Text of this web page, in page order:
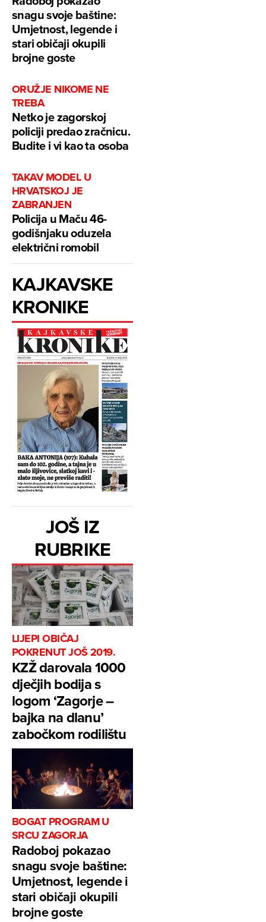
snagu svoje baštine:
Umjetnost, legende i
stari običaji okupili
brojne goste
ORUŽJE NIKOME NE
TREBA
Netko je zagorskoj
policiji predao zračnicu.
Budite i vi kao ta osoba
TAKAV MODEL U
HRVATSKOJ JE
ZABRANJEN
Policija u Maču 46-
godišnjaku oduzela
električni romobil
KAJKAVSKE
KRONIKE
JOŠ IZ
RUBRIKE
LIJEPI OBIČAJ
POKRENUT JOŠ 2019.
KZŽ darovala 1000
dječjih bodija s
logom ‘Zagorje –
bajka na dlanu’
zabočkom rodilištu
BOGAT PROGRAM U
SRCU ZAGORJA
Radoboj pokazao
snagu svoje baštine:
Umjetnost, legende i
stari običaji okupili
brojne goste